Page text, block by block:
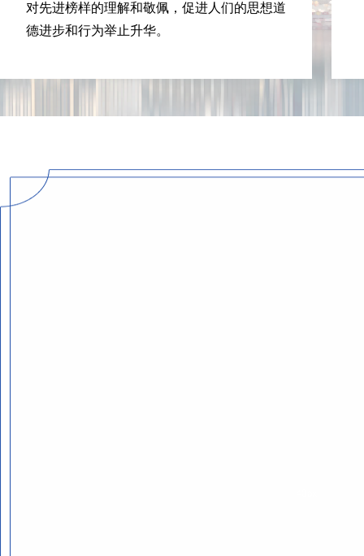
对先进榜样的理解和敬佩，促进人们的思想道
德进步和行为举止升华。